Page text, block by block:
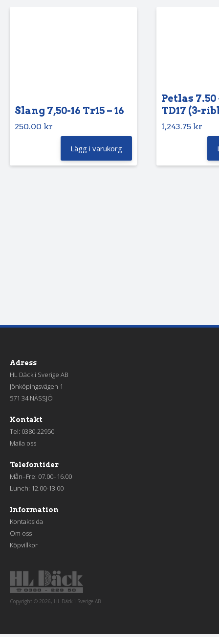
Slang 7,50-16 Tr15 – 16
250.00 kr
Lägg i varukorg
Petlas 7.50
TD17 (3-
1,243.75 kr
Adress
HL Däck i Sverige AB
Jönköpingsvägen 1
571 34 NÄSSJÖ
Kontakt
Tel: 0380-22950
Maila oss
Telefontider
Mån–Fre: 07.00–16.00
Lunch: 12.00-13.00
Information
Kontaktsida
Om oss
Köpvillkor
Copyright © 2026, HL Däck i Sverige AB